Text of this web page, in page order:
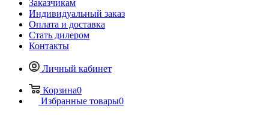
Заказчикам
Индивидуальный заказ
Оплата и доставка
Стать дилером
Контакты
Личный кабинет
Корзина0
Избранные товары0